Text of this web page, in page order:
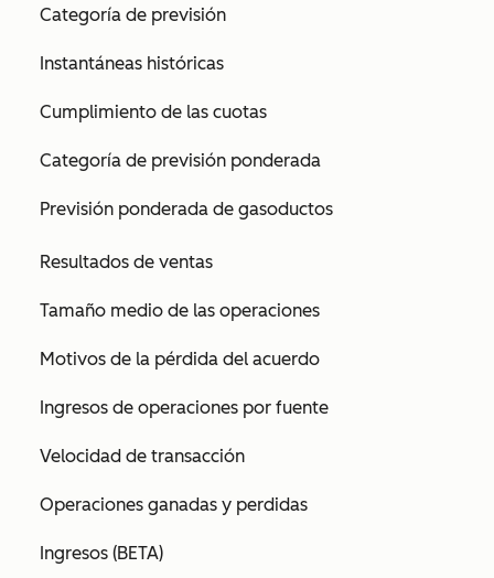
Categoría de previsión
Instantáneas históricas
Cumplimiento de las cuotas
Categoría de previsión ponderada
Previsión ponderada de gasoductos
Resultados de ventas
Tamaño medio de las operaciones
Motivos de la pérdida del acuerdo
Ingresos de operaciones por fuente
Velocidad de transacción
Operaciones ganadas y perdidas
Ingresos (BETA)